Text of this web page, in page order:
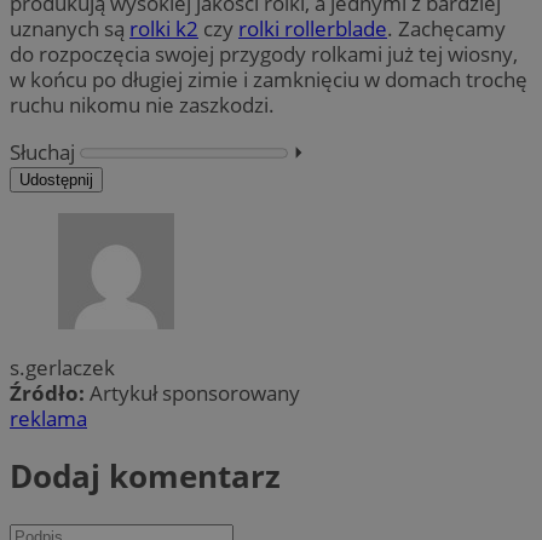
uznanych są rolki k2 czy rolki rollerblade. Zachęcamy
do rozpoczęcia swojej przygody rolkami już tej wiosny,
w końcu po długiej zimie i zamknięciu w domach trochę
ruchu nikomu nie zaszkodzi.
Słuchaj
⏵︎
Udostępnij
s.gerlaczek
Źródło: Artykuł sponsorowany
reklama
Dodaj komentarz